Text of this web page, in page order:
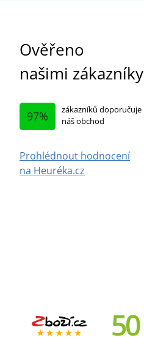
Ověřeno
našimi zákazníky
97%
zákazníků doporučuje
náš obchod
Prohlédnout hodnocení
na Heuréka.cz